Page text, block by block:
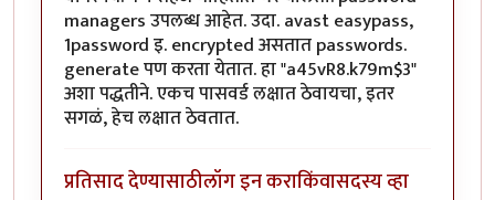
managers उपलब्ध आहेत. उदा. avast easypass,
1password इ. encrypted असतात passwords.
generate पण करता येतात. हा "a45vR8.k79m$3"
अशा पद्धतीने. एकच पासवर्ड लक्षात ठेवायचा, इतर
सगळं, हेच लक्षात ठेवतात.
प्रतिसाद देण्यासाठीलॉग इन कराकिंवासदस्य व्हा